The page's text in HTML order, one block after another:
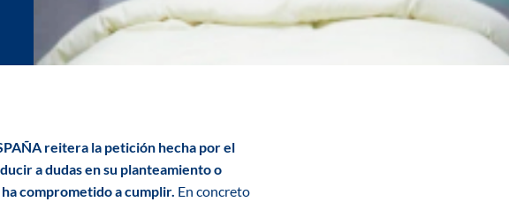
reitera la petición hecha por el
a dudas en su planteamiento o
comprometido a cumplir. En concreto